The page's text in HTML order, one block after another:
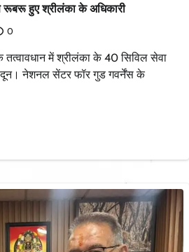
रूबरू हुए श्रीलंका के अधिकारी
0
में श्रीलंका के 40 सिविल सेवा
नेशनल सेंटर फॉर गुड गवर्नेंस के